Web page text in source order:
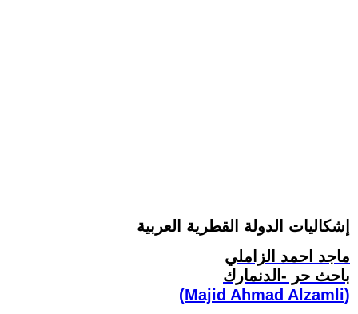
إشكاليات الدولة القطرية العربية
ماجد احمد الزاملي
باحث حر -الدنمارك
(Majid Ahmad Alzamli)